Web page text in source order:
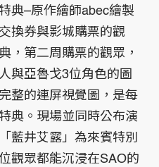
典–原作繪師abec繪製
換券與影城購票的觀
，第二周購票的觀眾，
與亞魯戈3位角色的圖
整的連屏視覺圖，是每
典。現場並同時公布演
藍井艾露」為來賓特別
觀眾都能沉浸在SAO的